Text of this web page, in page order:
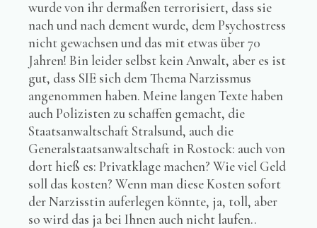
wurde von ihr dermaßen terrorisiert, dass sie
nach und nach dement wurde, dem Psychostress
nicht gewachsen und das mit etwas über 70
Jahren! Bin leider selbst kein Anwalt, aber es ist
gut, dass SIE sich dem Thema Narzissmus
angenommen haben. Meine langen Texte haben
auch Polizisten zu schaffen gemacht, die
Staatsanwaltschaft Stralsund, auch die
Generalstaatsanwaltschaft in Rostock: auch von
dort hieß es: Privatklage machen? Wie viel Geld
soll das kosten? Wenn man diese Kosten sofort
der Narzisstin auferlegen könnte, ja, toll, aber
so wird das ja bei Ihnen auch nicht laufen..